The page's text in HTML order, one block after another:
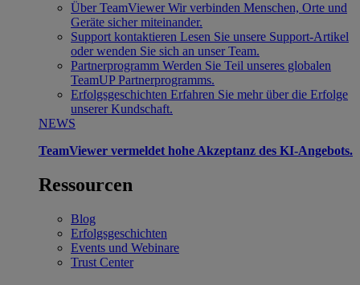
Über TeamViewer Wir verbinden Menschen, Orte und
Geräte sicher miteinander.
Support kontaktieren Lesen Sie unsere Support-Artikel
oder wenden Sie sich an unser Team.
Partnerprogramm Werden Sie Teil unseres globalen
TeamUP Partnerprogramms.
Erfolgsgeschichten Erfahren Sie mehr über die Erfolge
unserer Kundschaft.
NEWS
TeamViewer vermeldet hohe Akzeptanz des KI-Angebots.
Ressourcen
Blog
Erfolgsgeschichten
Events und Webinare
Trust Center